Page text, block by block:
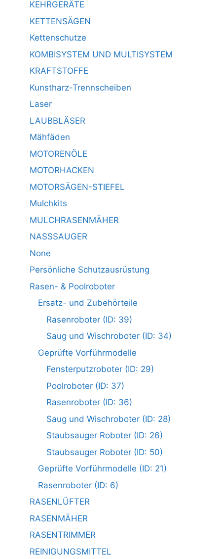
KEHRGERÄTE
KETTENSÄGEN
Kettenschutze
KOMBISYSTEM UND MULTISYSTEM
KRAFTSTOFFE
Kunstharz-Trennscheiben
Laser
LAUBBLÄSER
Mähfäden
MOTORENÖLE
MOTORHACKEN
MOTORSÄGEN-STIEFEL
Mulchkits
MULCHRASENMÄHER
NASSSAUGER
None
Persönliche Schutzausrüstung
Rasen- & Poolroboter
Ersatz- und Zubehörteile
Rasenroboter (ID: 39)
Saug und Wischroboter (ID: 34)
Geprüfte Vorführmodelle
Fensterputzroboter (ID: 29)
Poolroboter (ID: 37)
Rasenroboter (ID: 36)
Saug und Wischroboter (ID: 28)
Staubsauger Roboter (ID: 26)
Staubsauger Roboter (ID: 50)
Geprüfte Vorführmodelle (ID: 21)
Rasenroboter (ID: 6)
RASENLÜFTER
RASENMÄHER
RASENTRIMMER
REINIGUNGSMITTEL